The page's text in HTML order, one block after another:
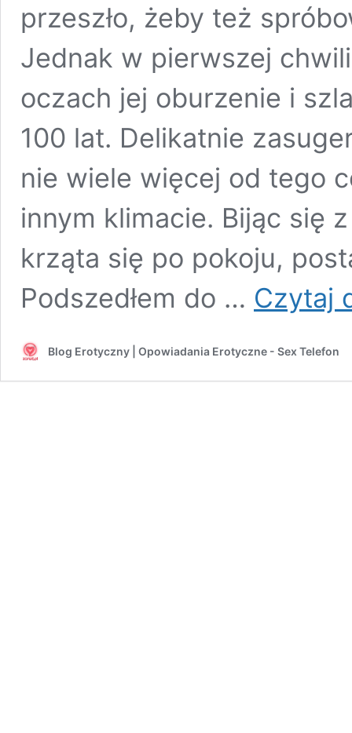
przeszło, żeby też
Jednak w pierwszej
oczach jej oburzenie i
100 lat. Delikatnie
nie wiele więcej od tego
innym klimacie. Bijąc się
krząta się po pokoju,
Podszedłem do … Czytaj
Blog Erotyczny | Opowiadania Erotyczne - Sex Telefon